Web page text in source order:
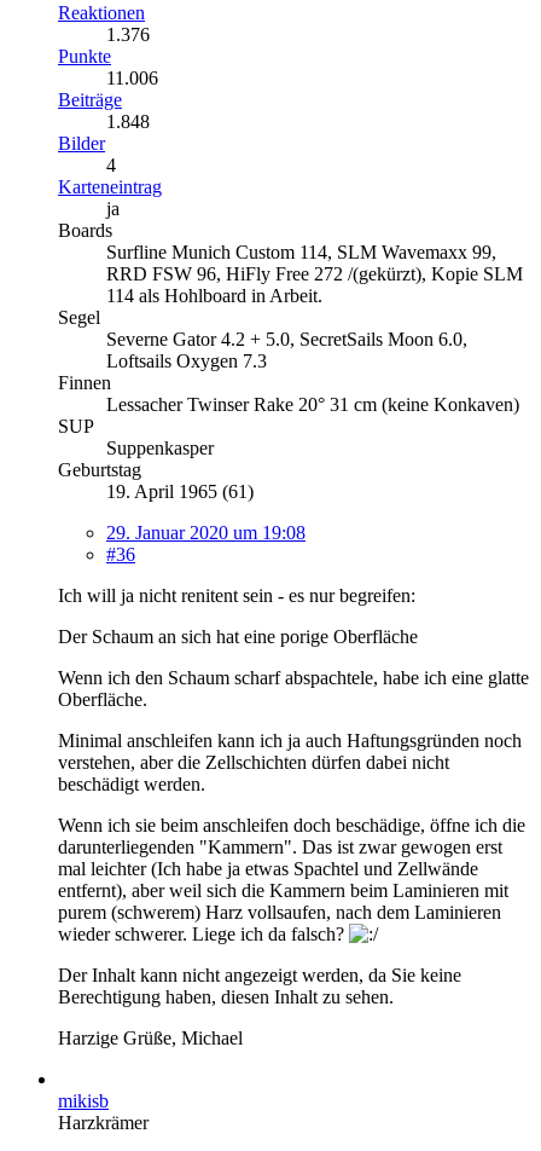
Reaktionen
1.376
Punkte
11.006
Beiträge
1.848
Bilder
4
Karteneintrag
ja
Boards
Surfline Munich Custom 114, SLM Wavemaxx 99,
RRD FSW 96, HiFly Free 272 /(gekürzt), Kopie SLM
114 als Hohlboard in Arbeit.
Segel
Severne Gator 4.2 + 5.0, SecretSails Moon 6.0,
Loftsails Oxygen 7.3
Finnen
Lessacher Twinser Rake 20° 31 cm (keine Konkaven)
SUP
Suppenkasper
Geburtstag
19. April 1965 (61)
29. Januar 2020 um 19:08
#36
Ich will ja nicht renitent sein - es nur begreifen:
Der Schaum an sich hat eine porige Oberfläche
Wenn ich den Schaum scharf abspachtele, habe ich eine glatte
Oberfläche.
Minimal anschleifen kann ich ja auch Haftungsgründen noch
verstehen, aber die Zellschichten dürfen dabei nicht
beschädigt werden.
Wenn ich sie beim anschleifen doch beschädige, öffne ich die
darunterliegenden "Kammern". Das ist zwar gewogen erst
mal leichter (Ich habe ja etwas Spachtel und Zellwände
entfernt), aber weil sich die Kammern beim Laminieren mit
purem (schwerem) Harz vollsaufen, nach dem Laminieren
wieder schwerer. Liege ich da falsch?
Der Inhalt kann nicht angezeigt werden, da Sie keine
Berechtigung haben, diesen Inhalt zu sehen.
Harzige Grüße, Michael
mikisb
Harzkrämer